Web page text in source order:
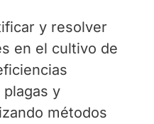
y resolver
en el cultivo de
y
métodos